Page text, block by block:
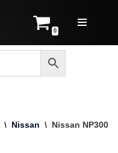
0
\ Nissan \ Nissan NP300